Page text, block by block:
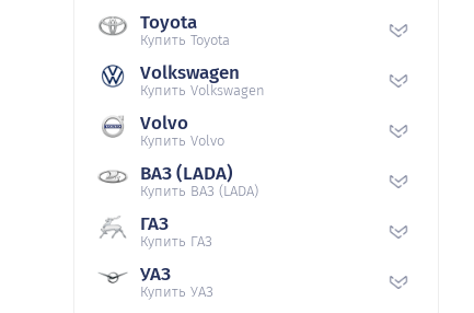
Toyota
Купить Toyota
Volkswagen
Купить Volkswagen
Volvo
Купить Volvo
ВАЗ (LADA)
Купить ВАЗ (LADA)
ГАЗ
Купить ГАЗ
УАЗ
Купить УАЗ